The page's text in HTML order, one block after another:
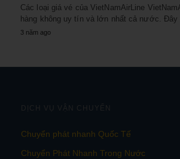
Các loại giá vé của VietNamAirLine
hàng không uy tín và lớn nhất cả nước.
3 năm ago
DỊCH VỤ VẬN CHUYỂN
Chuyển phát nhanh Quốc Tế
Chuyển Phát Nhanh Trong Nước